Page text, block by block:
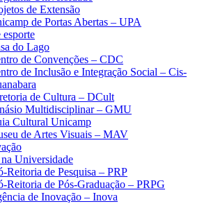
de Extensão
de Portas Abertas – UPA
do Lago
de Convenções – CDC
de Inclusão e Integração Social – Cis-
de Cultura – DCult
Multidisciplinar – GMU
Cultural Unicamp
de Artes Visuais – MAV
na Universidade
Reitoria de Pesquisa – PRP
Reitoria de Pós-Graduação – PRPG
de Inovação – Inova